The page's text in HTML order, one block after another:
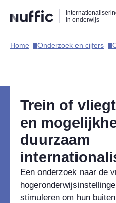
naar
zoekfunctie
naar
hoofdnavigatie
naar
inhoud
in onderwijs
Hoofdnavigatie
Home​ Onderzoek en cijfers​
Trein of
en
duurzaam
Een onderzoek naar de
stimuleren om hun